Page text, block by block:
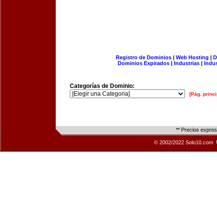
Registro de Dominios| Web Hosting |
Dominios Expirados | Industrias |
Categorías de Dominio:
[Pág.
** Precios
© 2002/2022 Solo10.com